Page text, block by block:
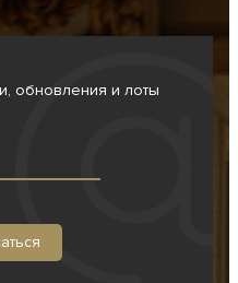
обновления и лоты